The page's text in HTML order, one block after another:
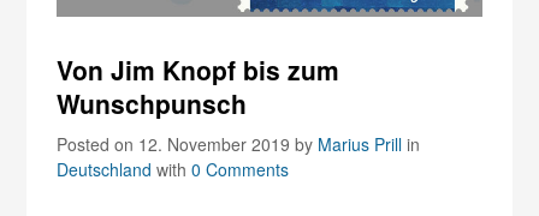
Von Jim Knopf bis zum
Wunschpunsch
Posted on 12. November 2019by Marius Prill in
Deutschland with0 Comments